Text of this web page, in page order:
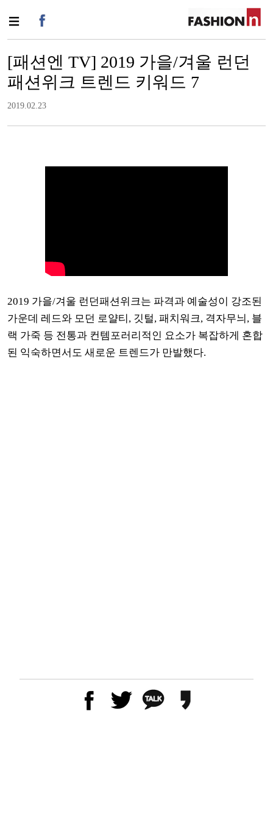
[패션엔 TV] 2019 가을/겨울 런던
패션위크 트렌드 키워드 7
2019.02.23
2019 가을/겨울 런던패션위크는 파격과 예술성이 강조된
가운데 레드와 모던 로얄티, 깃털, 패치워크, 격자무늬, 블
랙 가죽 등 전통과 컨템포러리적인 요소가 복잡하게 혼합
된 익숙하면서도 새로운 트렌드가 만발했다.